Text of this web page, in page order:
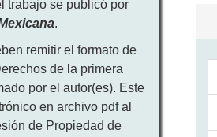
trabajo se publicó por
.
remitir el formato de
de la primera
por el autor(es). Este
en archivo pdf al
de Propiedad de